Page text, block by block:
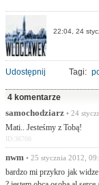
22:04, 24
Udostępnij Tagi:
4 komentarze
samochodziarz • 24
Mati.. Jesteśmy z Tobą!
ID:36708
nwm • 25 stycznia 2012,
bardzo mi przykro jak widze